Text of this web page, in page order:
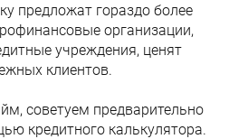
предложат гораздо более
организации,
учреждения, ценят
клиентов.
советуем предварительно
кредитного калькулятора.